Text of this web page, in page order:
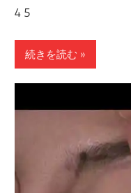
4 5
続きを読む